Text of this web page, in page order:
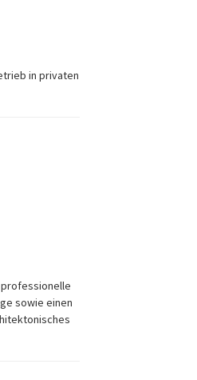
in privaten
professionelle
sowie einen